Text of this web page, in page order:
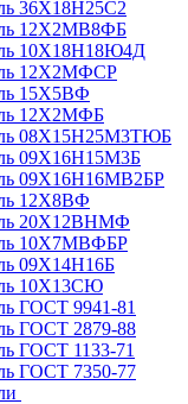
36Х18Н25С2
12Х2МВ8ФБ
10Х18Н18Ю4Д
12Х2МФСР
15Х5ВФ
12Х2МФБ
08Х15Н25М3ТЮБ
09Х16Н15М3Б
09Х16Н16МВ2БР
12Х8ВФ
20Х12ВНМФ
10Х7МВФБР
09Х14Н16Б
10Х13СЮ
ГОСТ 9941-81
ГОСТ 2879-88
ГОСТ 1133-71
ГОСТ 7350-77